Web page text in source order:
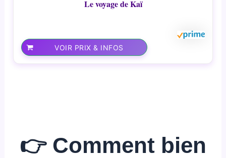
Le voyage de Kaï
VOIR PRIX & INFOS
👉 Comment bien